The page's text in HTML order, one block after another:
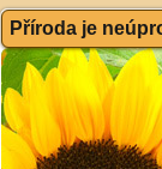
Příroda je